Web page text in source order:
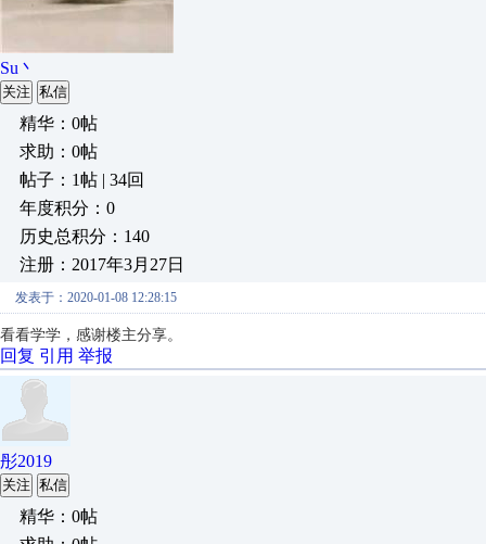
Su丶
关注 私信
精华：0帖
求助：0帖
帖子：1帖 | 34回
年度积分：0
历史总积分：140
注册：2017年3月27日
发表于：2020-01-08 12:28:15
看看学学，感谢楼主分享。
回复 引用 举报
彤2019
关注 私信
精华：0帖